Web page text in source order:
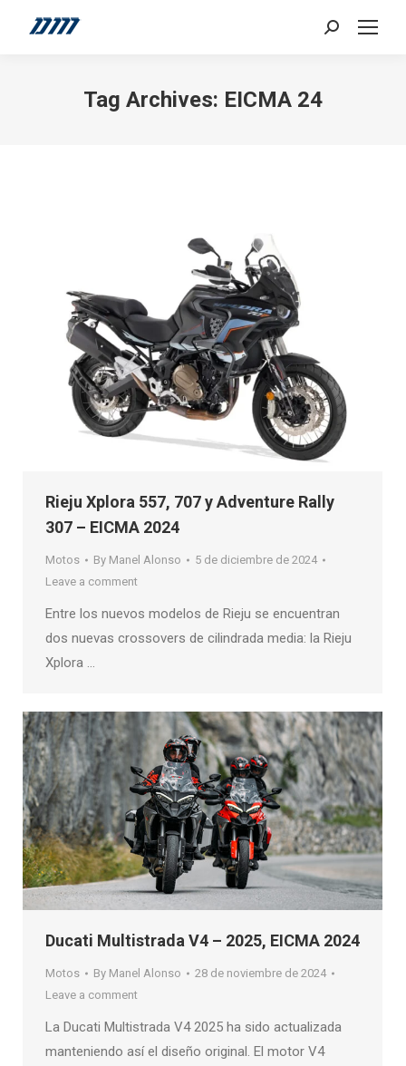
Search:
Tag Archives: EICMA 24
Rieju Xplora 557, 707 y Adventure Rally
307 – EICMA 2024
Motos By Manel Alonso
5 de diciembre de 2024
Leave a comment
Entre los nuevos modelos de Rieju se encuentran
dos nuevas crossovers de cilindrada media: la Rieju
Xplora …
Ducati Multistrada V4 – 2025, EICMA 2024
Motos By Manel Alonso
28 de noviembre de 2024
Leave a comment
La Ducati Multistrada V4 2025 ha sido actualizada
manteniendo así el diseño original. El motor V4